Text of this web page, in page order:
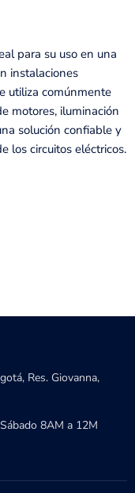
para su uso en una
instalaciones
utiliza comúnmente
motores, iluminación
solución confiable y
los circuitos eléctricos.
Res. Giovanna,
8AM a 12M